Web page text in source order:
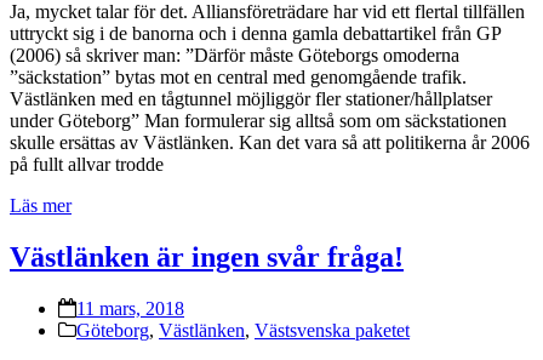
Ja, mycket talar för det. Alliansföreträdare har vid ett flertal tillfällen
uttryckt sig i de banorna och i denna gamla debattartikel från GP
(2006) så skriver man: ”Därför måste Göteborgs omoderna
”säckstation” bytas mot en central med genomgående trafik.
Västlänken med en tågtunnel möjliggör fler stationer/hållplatser
under Göteborg” Man formulerar sig alltså som om säckstationen
skulle ersättas av Västlänken. Kan det vara så att politikerna år 2006
på fullt allvar trodde
Läs mer
Västlänken är ingen svår fråga!
11 mars, 2018
Göteborg, Västlänken, Västsvenska paketet